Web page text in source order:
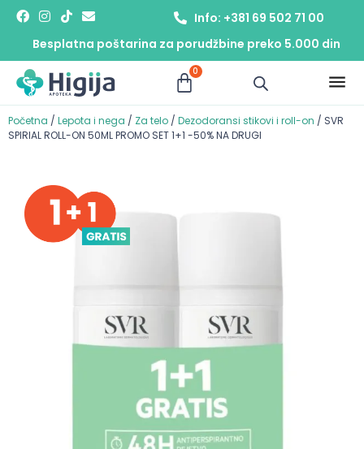
Besplatna poštarina za porudžbine preko 5.000 din
Info: +381 69 502 71 00
0
Početna / Lepota i nega / Za telo / Dezodoransi stikovi i roll-on / SVR
SPIRIAL ROLL-ON 50ML PROMO SET 1+1 -50% NA DRUGI